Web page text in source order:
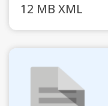
12 MB XML